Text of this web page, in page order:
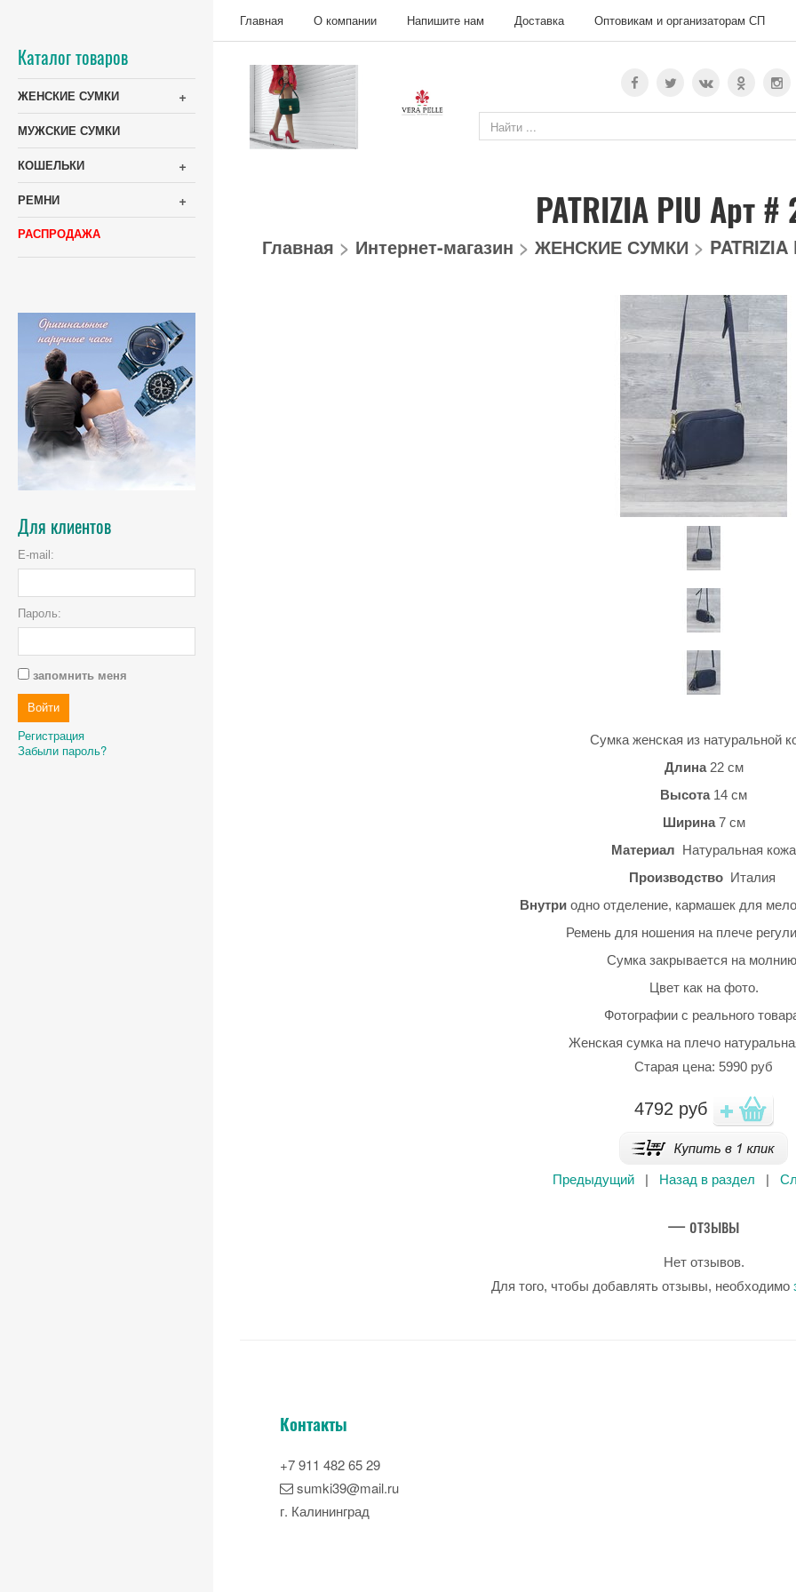
Главная О компании Напишите нам Доставка Оптовикам и организаторам СП
Каталог товаров
+
ЖЕНСКИЕ СУМКИ
МУЖСКИЕ СУМКИ
+
КОШЕЛЬКИ
+
РЕМНИ
РАСПРОДАЖА
Для клиентов
E-mail:
Пароль:
запомнить меня
Регистрация
Забыли пароль?
PATRIZIA PIU Арт
Главная > Интернет-магазин > ЖЕНСКИЕ СУМКИ >
Сумка женская из натуральной
Длина22 см
Высота14 см
Ширина7 см
Материал Натуральная кожа
ПроизводствоИталия
Внутри одно отделение, кармашек для
Ремень для ношения на плече
Сумка закрывается на
Цвет как на фото.
Фотографии с реального
Женская сумка на плечо
Старая цена: 5990 руб
4792 руб
Предыдущий | Назад в раздел |
— отзывы
Нет отзывов.
Для того, чтобы добавлять отзывы, необходимо
Контакты
+7 911 482 65 29
sumki39@mail.ru
г. Калининград